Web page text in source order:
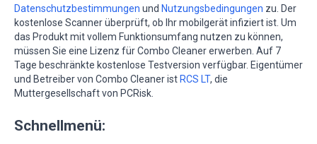
Datenschutzbestimmungen und Nutzungsbedingungen zu. Der
kostenlose Scanner überprüft, ob Ihr mobilgerät infiziert ist. Um
das Produkt mit vollem Funktionsumfang nutzen zu können,
müssen Sie eine Lizenz für Combo Cleaner erwerben. Auf 7
Tage beschränkte kostenlose Testversion verfügbar. Eigentümer
und Betreiber von Combo Cleaner ist RCS LT, die
Muttergesellschaft von PCRisk.
Schnellmenü: